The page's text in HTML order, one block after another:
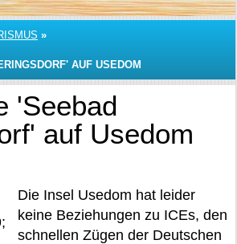
»
AUF USEDOM
'Seebad
auf Usedom
Die Insel Usedom hat leider
keine Beziehungen zu ICEs, den
schnellen Zügen der Deutschen